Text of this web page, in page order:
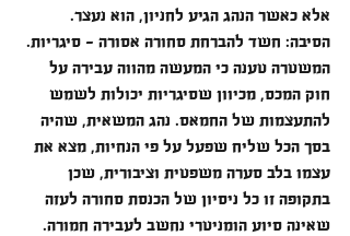
אלא כאשר הנהג הגיע לחניון, הוא נעצר.
הסיבה: חשד להברחת סחורה אסורה - סיגריות.
המשטרה טענה כי המעשה מהווה עבירה על
חוק המכס, מכיוון שסיגריות יכולות לשמש
להתעצמות של החמאס. נהג המשאית, שהיה
בסך הכל שליח שפעל על פי הנחיות, מצא את
עצמו בלב סערה משפטית וציבורית, שכן
בתקופה זו כל ניסיון של הכנסת סחורה לעזה
שאינה סיוע הומניטרי נחשב לעבירה חמורה.